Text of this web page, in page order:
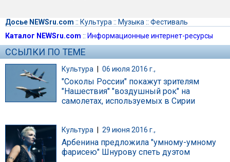
Досье NEWSru.com :: Культура :: Музыка :: Фестиваль
Каталог NEWSru.com :: Информационные интернет-ресурсы
ССЫЛКИ ПО ТЕМЕ
Культура | 06 июля 2016 г.,
"Соколы России" покажут зрителям
"Нашествия" "воздушный рок" на
самолетах, используемых в Сирии
Культура 29 июня 2016 г.,
Арбенина предложила "умному-умному
фарисею" Шнурову спеть дуэтом